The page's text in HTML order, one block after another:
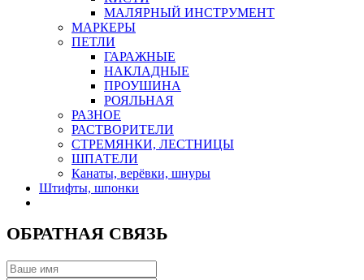
МАЛЯРНЫЙ ИНСТРУМЕНТ
МАРКЕРЫ
ПЕТЛИ
ГАРАЖНЫЕ
НАКЛАДНЫЕ
ПРОУШИНА
РОЯЛЬНАЯ
РАЗНОЕ
РАСТВОРИТЕЛИ
СТРЕМЯНКИ, ЛЕСТНИЦЫ
ШПАТЕЛИ
Канаты, верёвки, шнуры
Штифты, шпонки
ОБРАТНАЯ СВЯЗЬ